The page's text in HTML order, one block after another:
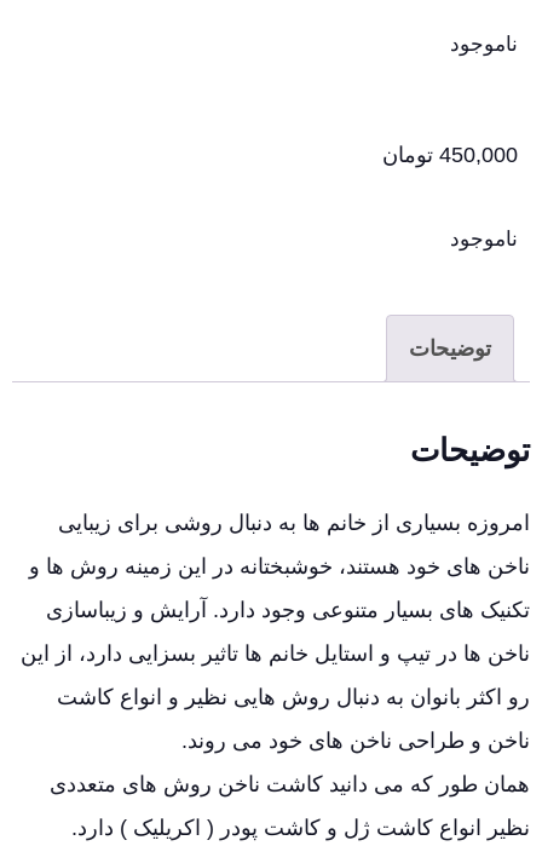
ناموجود
450,000 تومان
ناموجود
توضیحات
توضیحات
امروزه بسیاری از خانم ها به دنبال روشی برای زیبایی
ناخن های خود هستند، خوشبختانه در این زمینه روش ها و
تکنیک های بسیار متنوعی وجود دارد. آرایش و زیباسازی
ناخن ها در تیپ و استایل خانم ها تاثیر بسزایی دارد، از این
رو اکثر بانوان به دنبال روش هایی نظیر و انواع کاشت
ناخن و طراحی ناخن های خود می روند.
همان طور که می دانید کاشت ناخن روش های متعددی
نظیر انواع کاشت ژل و کاشت پودر ( اکریلیک ) دارد.